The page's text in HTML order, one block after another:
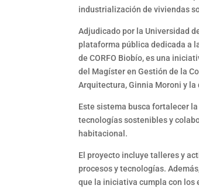
industrialización de viviendas
Adjudicado por la Universidad
plataforma pública dedicada a
de CORFO Biobío, es una
del Magíster en Gestión de la
Arquitectura, Ginnia Moroni y
Este sistema busca fortalecer
tecnologías sostenibles y
habitacional.
El proyecto incluye talleres y
procesos y tecnologías.
que la iniciativa cumpla con los